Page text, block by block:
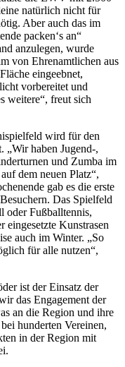
natürlich nicht für
Aber auch das im
packen‘s an“
anzulegen, wurde
von Ehrenamtlichen aus
eingeebnet,
vorbereitet und
weitere“, freut sich
wird für den
„Wir haben Jugend-,
und Zumba im
dem neuen Platz“,
gab es die erste
Das Spielfeld
oder Fußballtennis,
eingesetzte Kunstrasen
auch im Winter. „So
für alle nutzen“,
ist der Einsatz der
das Engagement der
an die Region und ihre
hunderten Vereinen,
in der Region mit